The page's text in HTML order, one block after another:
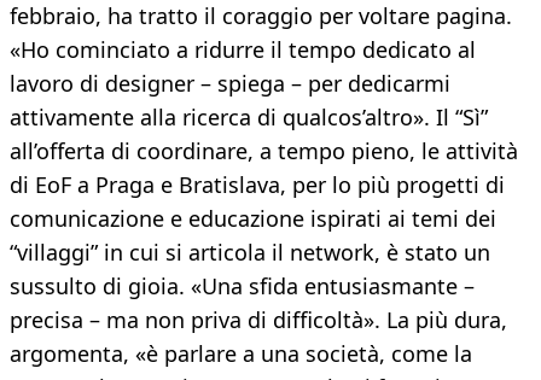
febbraio, ha tratto il coraggio per voltare pagina.
«Ho cominciato a ridurre il tempo dedicato al
lavoro di designer – spiega – per dedicarmi
attivamente alla ricerca di qualcos’altro». Il “Sì”
all’offerta di coordinare, a tempo pieno, le attività
di EoF a Praga e Bratislava, per lo più progetti di
comunicazione e educazione ispirati ai temi dei
“villaggi” in cui si articola il network, è stato un
sussulto di gioia. «Una sfida entusiasmante –
precisa – ma non priva di difficoltà». La più dura,
argomenta, «è parlare a una società, come la